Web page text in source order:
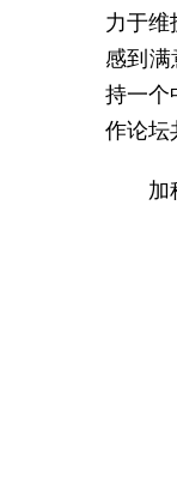
力于维
感到
持一个
作论坛
加